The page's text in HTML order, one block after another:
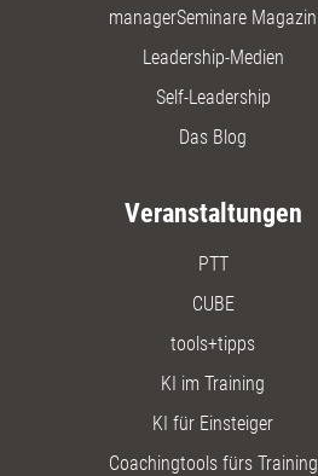
managerSeminare Magazin
Leadership-Medien
Self-Leadership
Das Blog
Veranstaltungen
PTT
CUBE
tools+tipps
KI im Training
KI für Einsteiger
Coachingtools fürs Training